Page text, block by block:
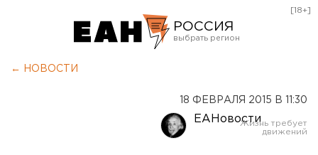
РОССИЯ
Оренбург
[18+]
← НОВОСТИ
18 ФЕВРАЛЯ 2015 В 11:30
ЕАНовости